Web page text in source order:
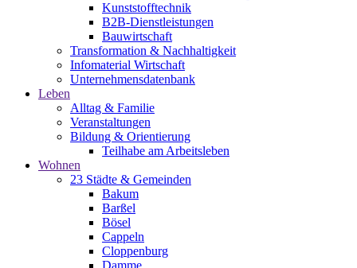
Kunststofftechnik
B2B-Dienstleistungen
Bauwirtschaft
Transformation & Nachhaltigkeit
Infomaterial Wirtschaft
Unternehmensdatenbank
Leben
Alltag & Familie
Veranstaltungen
Bildung & Orientierung
Teilhabe am Arbeitsleben
Wohnen
23 Städte & Gemeinden
Bakum
Barßel
Bösel
Cappeln
Cloppenburg
Damme